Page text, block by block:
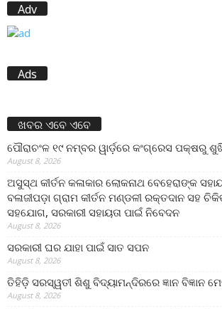
Adv
Ads
ଖବର ଏବେ ଏବେ
ପୌରାଚଂଳ ୧୯ ନମ୍ବର ୱାର୍ଡ଼ରେ କଂଗ୍ରେସ ପକ୍ଷରୁ
August 8, 2026
ଅସୁସ୍ଥ କୀର୍ତନ କଳାକାର ଲୋକନାଥ ବେହେରାଙ୍କ
ବଳାଜୀପଡ଼ା ଗ୍ରାମ କୀର୍ତନ ମଣ୍ଡଳୀ ରକ୍ତଦାନ ସହ
ସହଯୋଗ, ସରକାରୀ ସହାୟତା ପାଇଁ ନିବେଦନ
August 8, 2026
ସରକାରୀ ଘର ଯାହା ପାଇଁ ସାତ ସପନ
August 8, 2026
ତିହିଡି଼ ସରସ୍ୱତୀ ଶିଶୁ ବିଦ୍ୟାମନ୍ଦିରରେ ଜ୍ଞାନ ବିଜ୍ଞାନ
August 8, 2026